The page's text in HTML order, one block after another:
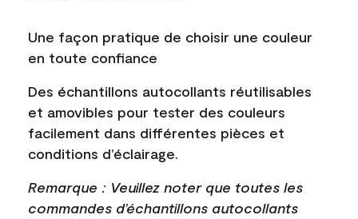
Une façon pratique de choisir une couleur
en toute confiance
Des échantillons autocollants réutilisables
et amovibles pour tester des couleurs
facilement dans différentes pièces et
conditions d’éclairage.
Remarque : Veuillez noter que toutes les
commandes d’échantillons autocollants